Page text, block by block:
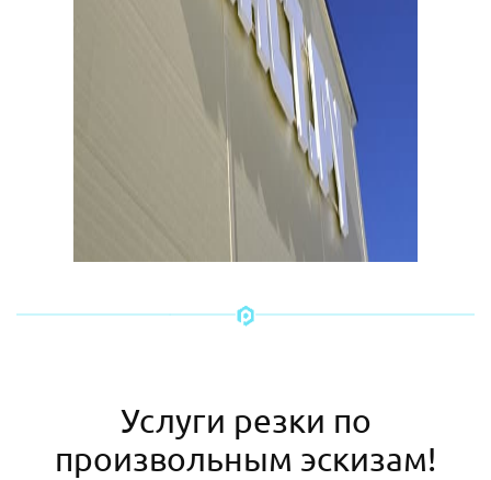
Услуги резки по
произвольным эскизам!